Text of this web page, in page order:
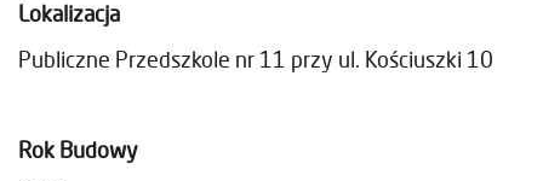
Lokalizacja
Publiczne Przedszkole nr 11 przy ul. Kościuszki 10
Rok Budowy